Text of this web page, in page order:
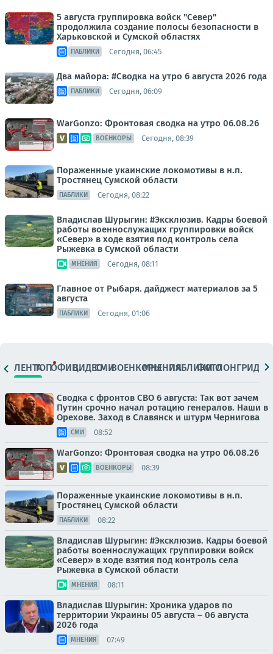
5 августа группировка войск "Север"
продолжила создание полосы безопасности в
Харьковской и Сумской областях
ПАБЛИКИ Сегодня, 06:45
Два майора: #Сводка на утро 6 августа 2026 года
ПАБЛИКИ Сегодня, 06:09
WarGonzo: Фронтовая сводка на утро 06.08.26
ВОЕНКОРЫ Сегодня, 08:39
Пораженные укаинские локомотивы в н.п.
Тростянец Сумской области
ПАБЛИКИ Сегодня, 08:22
Владислав Шурыгин: #Эксклюзив. Кадры боевой
работы военнослужащих группировки войск
«Север» в ходе взятия под контроль села
Рыжевка в Сумской области
МНЕНИЯ Сегодня, 08:11
Главное от Рыбаря. дайджест материалов за 5
августа
ПАБЛИКИ Сегодня, 01:06
ЛЕНТАТОПОФИЦ.ВИДЕОСМИВОЕНКОРЫМНЕНИЯПАБЛИКИ
ФОТОЛОНГРИДЫ
Сводка с фронтов СВО 6 августа: Так вот зачем
Путин срочно начал ротацию генералов. Наши в
Орехове. Заход в Славянск и штурм Чернигова
СМИ 08:52
WarGonzo: Фронтовая сводка на утро 06.08.26
ВОЕНКОРЫ 08:39
Пораженные укаинские локомотивы в н.п.
Тростянец Сумской области
ПАБЛИКИ 08:22
Владислав Шурыгин: #Эксклюзив. Кадры боевой
работы военнослужащих группировки войск
«Север» в ходе взятия под контроль села
Рыжевка в Сумской области
МНЕНИЯ 08:11
Владислав Шурыгин: Хроника ударов по
территории Украины 05 августа – 06 августа
2026 года
МНЕНИЯ 07:49